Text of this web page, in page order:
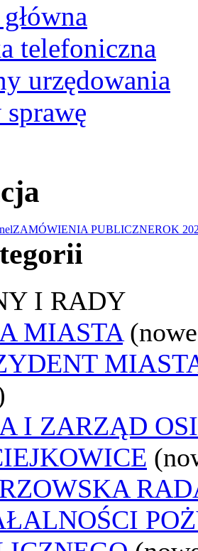
telefoniczna
urzędowania
sprawę
ZAMÓWIENIA PUBLICZNEROK
I RADY
MIASTA
I ZARZĄD